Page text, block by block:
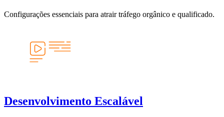
Configurações essenciais para atrair tráfego orgânico e qualificado.
Desenvolvimento Escalável